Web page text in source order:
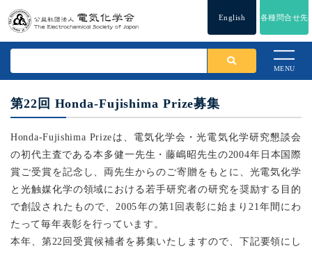
English 各種問合せ先
MENU
第22回 Honda-Fujishima Prize募集
Honda-Fujishima Prizeは、電気化学会・光電気化学研究懇談会
の初代主査である本多健一先生・藤嶋昭先生の2004年日本国際
賞ご受賞を記念し、両先生からのご寄贈をもとに、光電気化学
と光触媒化学の領域における若手研究者の研究を奨励する目的
で創設されたもので、2005年の第1回表彰に始まり21年間にわ
たって毎年表彰を行っています。
本年、第22回受賞候補者を募集いたしますので、下記要領にし